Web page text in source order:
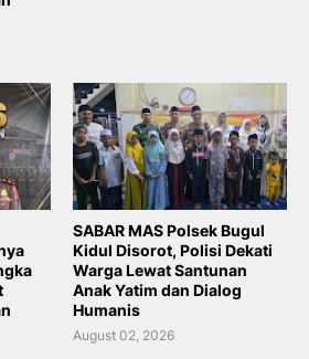
SABAR MAS Polsek Bugul
Kidul Disorot, Polisi Dekati
Warga Lewat Santunan
Anak Yatim dan Dialog
Humanis
August 02, 2026